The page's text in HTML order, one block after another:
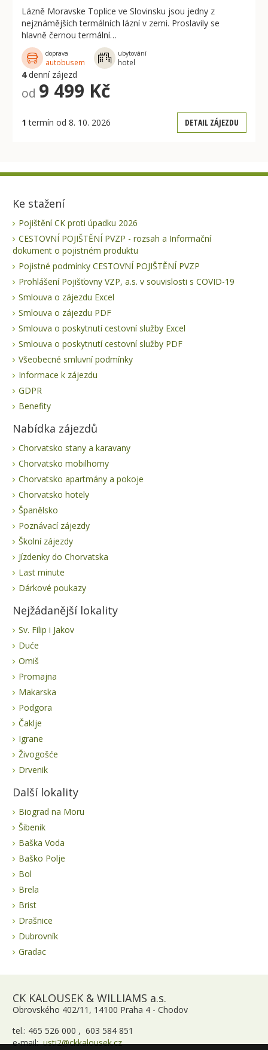
Lázně Moravske Toplice ve Slovinsku jsou jedny z
nejznámějších termálních lázní v zemi. Proslavily se
hlavně černou termální…
doprava
autobusem
ubytování
hotel
4denní zájezd
od 9 499 Kč
1 termín od 8. 10. 2026 DETAIL ZÁJEZDU
Ke stažení
Pojištění CK proti úpadku 2026
CESTOVNÍ POJIŠTĚNÍ PVZP - rozsah a Informační
dokument o pojistném produktu
Pojistné podmínky CESTOVNÍ POJIŠTĚNÍ PVZP
Prohlášení Pojišťovny VZP, a.s. v souvislosti s COVID-19
Smlouva o zájezdu Excel
Smlouva o zájezdu PDF
Smlouva o poskytnutí cestovní služby Excel
Smlouva o poskytnutí cestovní služby PDF
Všeobecné smluvní podmínky
Informace k zájezdu
GDPR
Benefity
Nabídka zájezdů
Chorvatsko stany a karavany
Chorvatsko mobilhomy
Chorvatsko apartmány a pokoje
Chorvatsko hotely
Španělsko
Poznávací zájezdy
Školní zájezdy
Jízdenky do Chorvatska
Last minute
Dárkové poukazy
Nejžádanější lokality
Sv. Filip i Jakov
Duće
Omiš
Promajna
Makarska
Podgora
Čaklje
Igrane
Živogošće
Drvenik
Další lokality
Biograd na Moru
Šibenik
Baška Voda
Baško Polje
Bol
Brela
Brist
Drašnice
Dubrovník
Gradac
CK KALOUSEK & WILLIAMS a.s.
Obrovského 402/11, 14100 Praha 4 - Chodov
tel.: 465 526 000 , 603 584 851
e-mail:usti2@ckkalousek.cz